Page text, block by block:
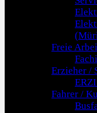
Freie
Erzieher /
Fahrer /